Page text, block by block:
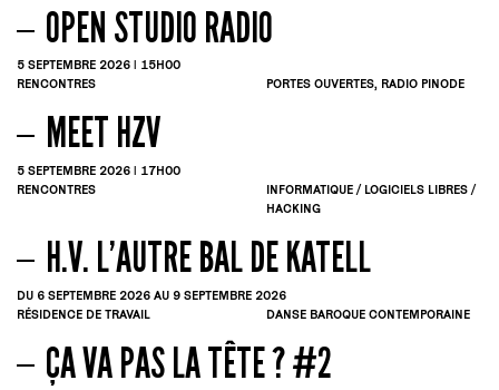
OPEN STUDIO RADIO
5 SEPTEMBRE 2026 | 15H00
RENCONTRES
PORTES OUVERTES, RADIO PINODE
MEET HZV
5 SEPTEMBRE 2026 | 17H00
RENCONTRES
INFORMATIQUE / LOGICIELS LIBRES /
HACKING
H.V. L’AUTRE BAL DE KATELL
DU 6 SEPTEMBRE 2026 AU 9 SEPTEMBRE 2026
RÉSIDENCE DE TRAVAIL
DANSE BAROQUE CONTEMPORAINE
ÇA VA PAS LA TÊTE ? #2